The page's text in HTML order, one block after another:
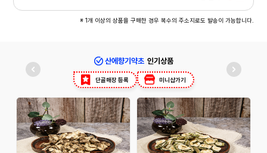
※ 1개 이상의 상품을 구매한 경우 복수의 주소지로도 발송이 가능합니다.
산에향기약초 인기상품
단골매장 등록 미니샵가기